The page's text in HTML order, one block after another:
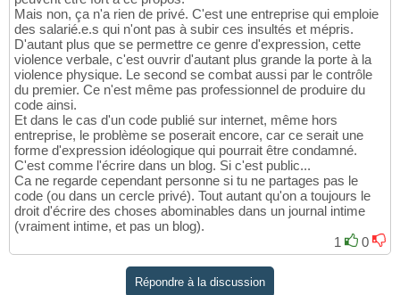
Mais non, ça n'a rien de privé. C'est une entreprise qui emploie
des salarié.e.s qui n'ont pas à subir ces insultés et mépris.
D'autant plus que se permettre ce genre d'expression, cette
violence verbale, c'est ouvrir d'autant plus grande la porte à la
violence physique. Le second se combat aussi par le contrôle
du premier. Ce n'est même pas professionnel de produire du
code ainsi.
Et dans le cas d'un code publié sur internet, même hors
entreprise, le problème se poserait encore, car ce serait une
forme d'expression idéologique qui pourrait être condamné.
C'est comme l'écrire dans un blog. Si c'est public...
Ca ne regarde cependant personne si tu ne partages pas le
code (ou dans un cercle privé). Tout autant qu'on a toujours le
droit d'écrire des choses abominables dans un journal intime
(vraiment intime, et pas un blog).
1
0
Répondre à la discussion